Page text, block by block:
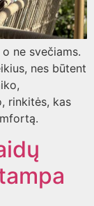
ne svečiams.
nes būtent
rinkitės, kas